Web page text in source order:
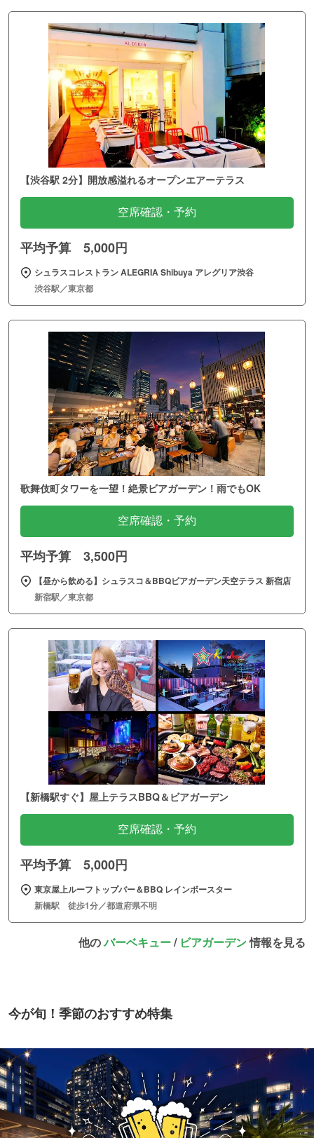
【渋谷駅 2分】開放感溢れるオープンエアーテラス
空席確認・予約
平均予算 5,000円
シュラスコレストラン ALEGRIA Shibuya アレグリア渋谷
渋谷駅／東京都
歌舞伎町タワーを一望！絶景ビアガーデン！雨でもOK
空席確認・予約
平均予算 3,500円
【昼から飲める】シュラスコ＆BBQビアガーデン天空テラス 新宿店
新宿駅／東京都
【新橋駅すぐ】屋上テラスBBQ＆ビアガーデン
空席確認・予約
平均予算 5,000円
東京屋上ルーフトップバー＆BBQ レインボースター
新橋駅 徒歩1分／都道府県不明
他のバーベキュー/ ビアガーデン情報を見る
今が旬！季節のおすすめ特集